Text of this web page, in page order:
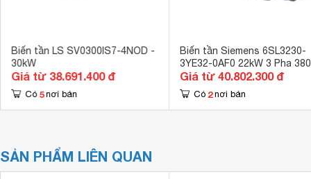
Biến tần LS SV0300IS7-4NOD -
30kW
Giá từ 38.691.400 đ
Có 5 nơi bán
Biến tần Siemens 6SL3230-
3YE32-0AF0 22kW 3 Pha
Giá từ 40.802.300 đ
Có 2 nơi bán
SẢN PHẨM LIÊN QUAN